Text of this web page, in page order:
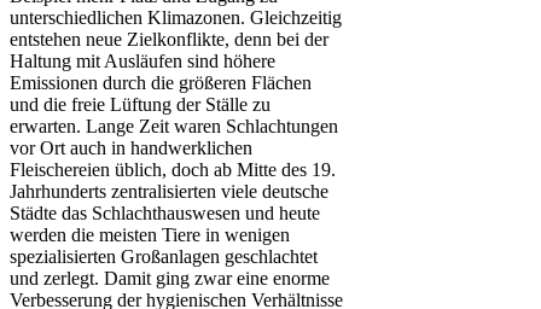
unterschiedlichen Klimazonen. Gleichzeitig
entstehen neue Zielkonflikte, denn bei der
Haltung mit Ausläufen sind höhere
Emissionen durch die größeren Flächen
und die freie Lüftung der Ställe zu
erwarten. Lange Zeit waren Schlachtungen
vor Ort auch in handwerklichen
Fleischereien üblich, doch ab Mitte des 19.
Jahrhunderts zentralisierten viele deutsche
Städte das Schlachthauswesen und heute
werden die meisten Tiere in wenigen
spezialisierten Großanlagen geschlachtet
und zerlegt. Damit ging zwar eine enorme
Verbesserung der hygienischen Verhältnisse